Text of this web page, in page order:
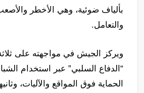
بألياف ضوئية، وهي الأخطر
والتعامل.
ويركز الجيش في مواجهته على
“الدفاع السلبي” عبر استخدام
الحماية فوق المواقع والآليات،